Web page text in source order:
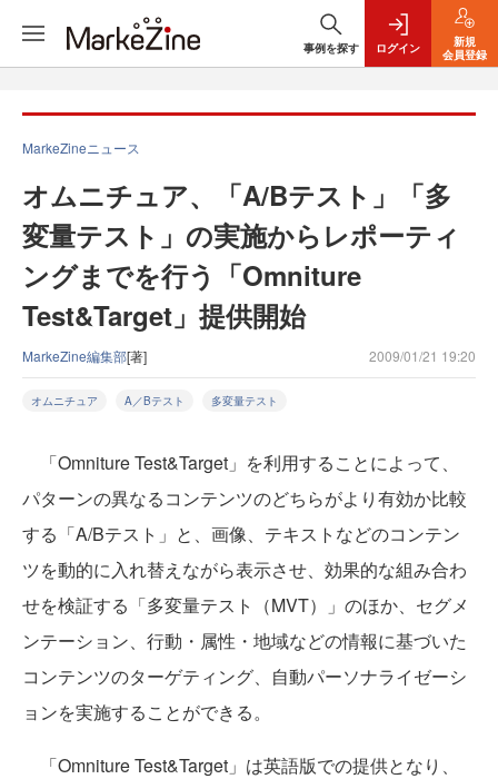
事例を探す ログイン
新規
会員登録
MarkeZineニュース
オムニチュア、「A/Bテスト」「多
変量テスト」の実施からレポーティ
ングまでを行う「Omniture
Test&Target」提供開始
MarkeZine編集部[著] 2009/01/21 19:20
オムニチュア A／Bテスト 多変量テスト
「Omniture Test&Target」を利用することによって、
パターンの異なるコンテンツのどちらがより有効か比較
する「A/Bテスト」と、画像、テキストなどのコンテン
ツを動的に入れ替えながら表示させ、効果的な組み合わ
せを検証する「多変量テスト（MVT）」のほか、セグメ
ンテーション、行動・属性・地域などの情報に基づいた
コンテンツのターゲティング、自動パーソナライゼーシ
ョンを実施することができる。
「Omniture Test&Target」は英語版での提供となり、